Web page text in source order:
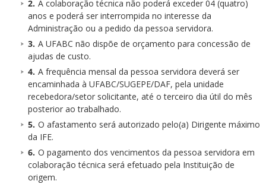
A colaboração técnica não poderá exceder 04 (quatro)
anos e poderá ser interrompida no interesse da
Administração ou a pedido da pessoa servidora.
A UFABC não dispõe de orçamento para concessão de
ajudas de custo.
A frequência mensal da pessoa servidora deverá ser
encaminhada à UFABC/SUGEPE/DAF, pela unidade
recebedora/setor solicitante, até o terceiro dia útil do mês
posterior ao trabalhado.
O afastamento será autorizado pelo(a) Dirigente máximo
da IFE.
O pagamento dos vencimentos da pessoa servidora em
colaboração técnica será efetuado pela Instituição de
origem.